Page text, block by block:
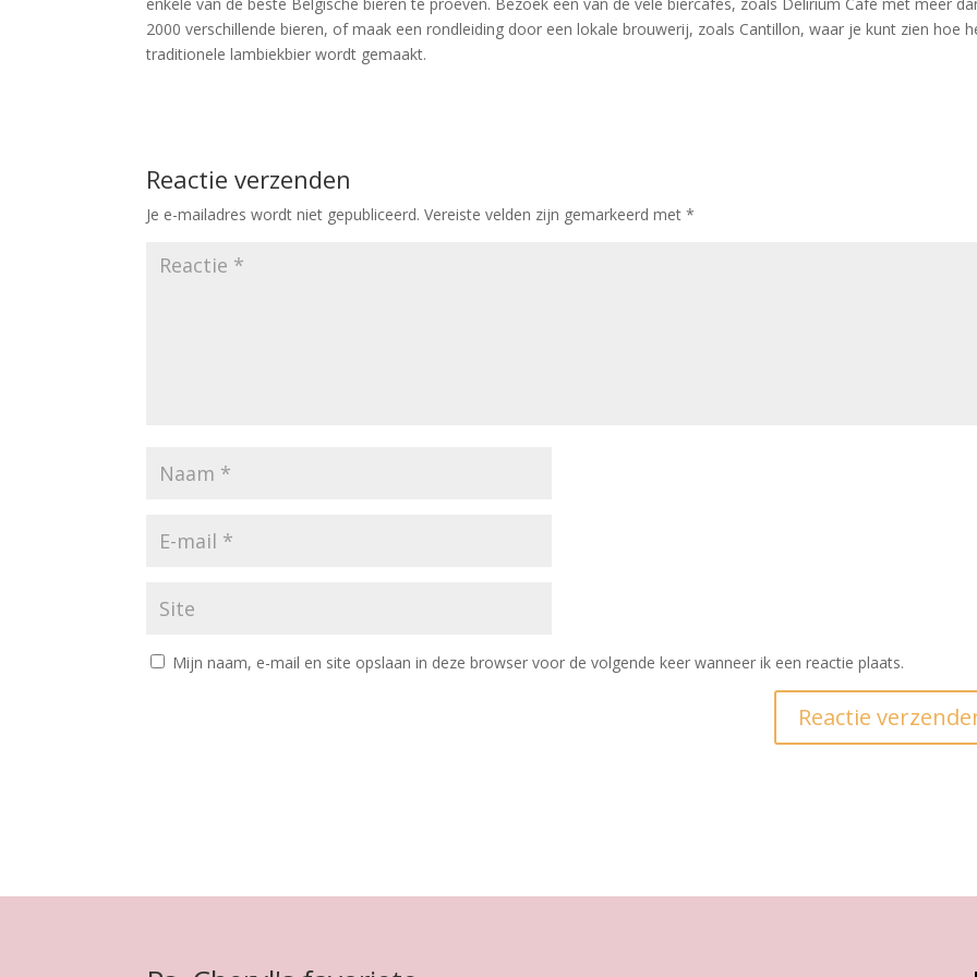
2000 verschillende bieren, of maak een rondleiding door een lokale brouwerij, zoals Cantillon, waar je kunt zien hoe
traditionele lambiekbier wordt gemaakt.
Reactie verzenden
Je e-mailadres wordt niet gepubliceerd. Vereiste velden zijn gemarkeerd met*
Mijn naam, e-mail en site opslaan in deze browser voor de volgende keer wanneer ik een reactie plaats.